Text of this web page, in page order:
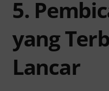
5.
yang
Lancar